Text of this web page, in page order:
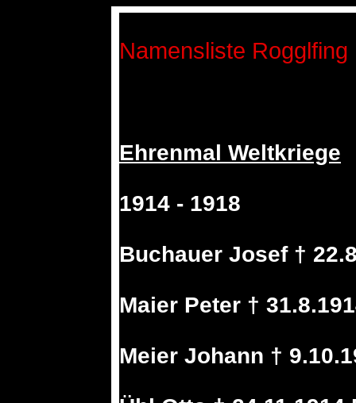
Namensliste Rogglfing
Ehrenmal Weltkriege
1914 - 1918
Buchauer Josef †
Maier Peter †
Meier Johann †